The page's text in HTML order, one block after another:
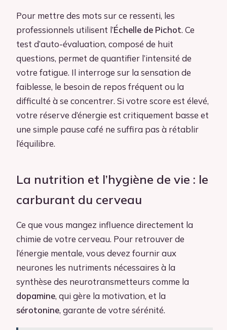
Pour mettre des mots sur ce ressenti, les
professionnels utilisent l’Échelle de Pichot. Ce
test d’auto-évaluation, composé de huit
questions, permet de quantifier l’intensité de
votre fatigue. Il interroge sur la sensation de
faiblesse, le besoin de repos fréquent ou la
difficulté à se concentrer. Si votre score est élevé,
votre réserve d’énergie est critiquement basse et
une simple pause café ne suffira pas à rétablir
l’équilibre.
La nutrition et l’hygiène de vie : le
carburant du cerveau
Ce que vous mangez influence directement la
chimie de votre cerveau. Pour retrouver de
l’énergie mentale, vous devez fournir aux
neurones les nutriments nécessaires à la
synthèse des neurotransmetteurs comme la
dopamine, qui gère la motivation, et la
sérotonine, garante de votre sérénité.